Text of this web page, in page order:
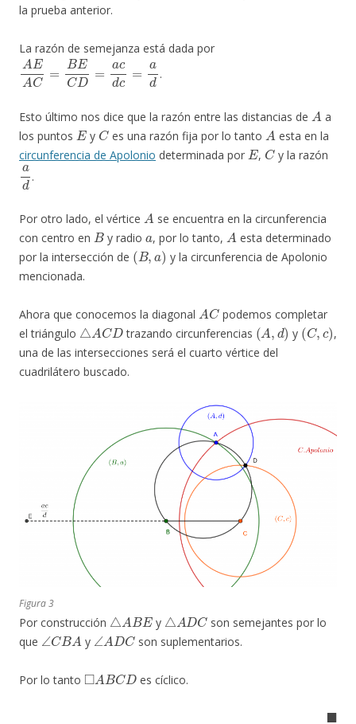
la prueba anterior.
La razón de semejanza está dada por
AEA BECD cdc d
.
Esto último nos dice que la razón entre las distancias de
A
a
los puntos
E
y
C
es una razón fija por lo tanto
A
esta en la
circunferencia de Apolonio determinada por
E
,
C
y la razón
ad
.
Por otro lado, el vértice
A
se encuentra en la circunferencia
con centro en
B
y radio
a
, por lo tanto,
A
esta determinado
por la intersección de
(B,a )
y la circunferencia de Apolonio
mencionada.
Ahora que conocemos la diagonal
A C
podemos completar
el triángulo
△ACD
trazando circunferencias
(A, d)
y
(C,c)
,
una de las intersecciones será el cuarto vértice del
cuadrilátero buscado.
Figura 3
Por construcción
△ ABE
y
△ ADC
son semejantes por lo
que
∠CBA
y
∠ADC
son suplementarios.
Por lo tanto
◻ A BCD
es cíclico.
◼